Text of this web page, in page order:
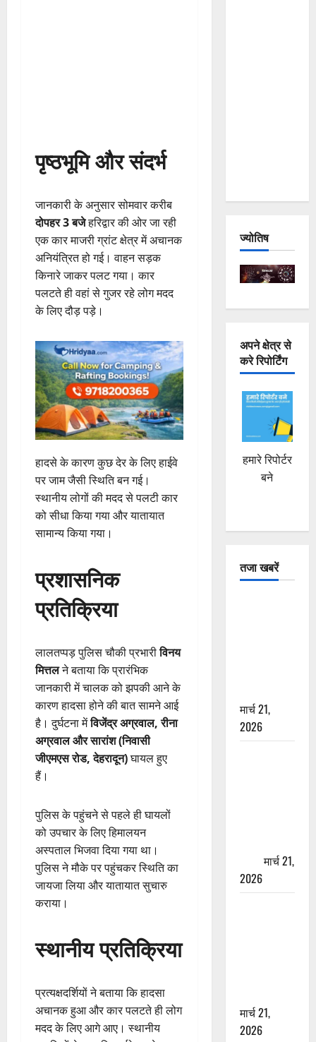
पृष्ठभूमि और संदर्भ
जानकारी के अनुसार सोमवार करीब
दोपहर 3 बजेहरिद्वार की ओर जा रही
एक कार माजरी ग्रांट क्षेत्र में अचानक
अनियंत्रित हो गई। वाहन सड़क
किनारे जाकर पलट गया। कार
पलटते ही वहां से गुजर रहे लोग मदद
के लिए दौड़ पड़े।
हादसे के कारण कुछ देर के लिए हाईवे
पर जाम जैसी स्थिति बन गई।
स्थानीय लोगों की मदद से पलटी कार
को सीधा किया गया और यातायात
सामान्य किया गया।
प्रशासनिक
प्रतिक्रिया
लालतप्पड़ पुलिस चौकी प्रभारीविनय
मित्तलने बताया कि प्रारंभिक
जानकारी में चालक को झपकी आने के
कारण हादसा होने की बात सामने आई
है। दुर्घटना मेंविजेंद्र अग्रवाल, रीना
अग्रवाल और सारांश (निवासी
जीएमएस रोड, देहरादून)घायल हुए
हैं।
पुलिस के पहुंचने से पहले ही घायलों
को उपचार के लिए हिमालयन
अस्पताल भिजवा दिया गया था।
पुलिस ने मौके पर पहुंचकर स्थिति का
जायजा लिया और यातायात सुचारु
कराया।
स्थानीय प्रतिक्रिया
प्रत्यक्षदर्शियों ने बताया कि हादसा
अचानक हुआ और कार पलटते ही लोग
मदद के लिए आगे आए। स्थानीय
ज्योतिष
अपने क्षेत्र से
करे रिपोर्टिंग
हमारे रिपोर्टर
बने
तजा खबरें
मार्च 21,
2026
मार्च 21,
2026
मार्च 21,
2026